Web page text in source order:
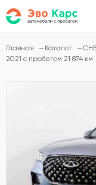
Главная Каталог
2021 с пробегом 21 874 км